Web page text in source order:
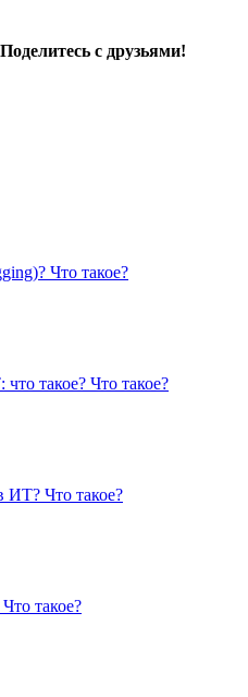
с друзьями!
Что такое?
такое? Что такое?
ИТ? Что такое?
Что такое?